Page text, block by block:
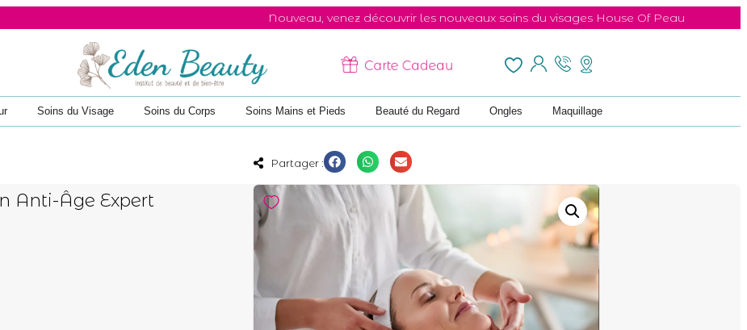
Nouveau, venez découvrir les nouveaux soins du visages House Of Peau
Carte Cadeau
Soins du Visage Soins du Corps Soins Mains et Pieds Beauté du Regard Ongles Maquillage
Partager :
Anti-Âge Expert